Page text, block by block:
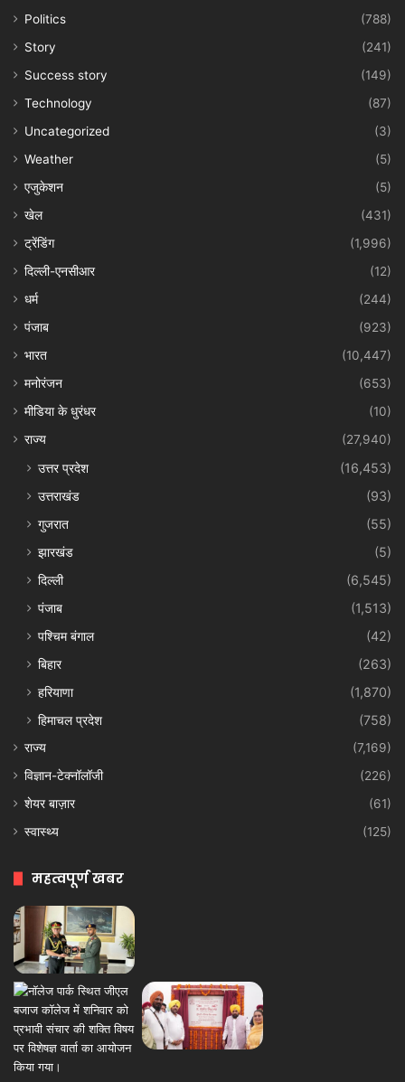
Politics
(788)
Story
(241)
Success story
(149)
Technology
(87)
Uncategorized
(3)
Weather
(5)
एजुकेशन
(5)
खेल
(431)
ट्रेंडिंग
(1,996)
दिल्ली-एनसीआर
(12)
धर्म
(244)
पंजाब
(923)
भारत
(10,447)
मनोरंजन
(653)
मीडिया के धुरंधर
(10)
राज्य
(27,940)
उत्तर प्रदेश
(16,453)
उत्तराखंड
(93)
गुजरात
(55)
झारखंड
(5)
दिल्ली
(6,545)
पंजाब
(1,513)
पश्चिम बंगाल
(42)
बिहार
(263)
हरियाणा
(1,870)
हिमाचल प्रदेश
(758)
राज्य
(7,169)
विज्ञान-टेक्नॉलॉजी
(226)
शेयर बाज़ार
(61)
स्वास्थ्य
(125)
महत्वपूर्ण खबर